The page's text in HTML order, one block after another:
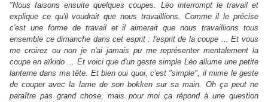
"Nous faisons ensuite quelques coupes. Léo interrompt le travail et
explique ce qu'il voudrait que nous travaillions. Comme il le précise
c'est une forme de travail et il aimerait que nous travaillions tous
ensemble ce dimanche dans cet esprit : l'esprit de la coupe ... Et vous
me croirez ou non je n'ai jamais pu me représenter mentalement la
coupe en aïkido ... Et voici que d'un geste simple Léo allume une petite
lanterne dans ma tête. Et bien oui quoi, c'est "simple", il mime le geste
de couper avec la lame de son bokken sur sa main. Oh ça peut ne
paraître pas grand chose, mais pour moi ça répond à une question